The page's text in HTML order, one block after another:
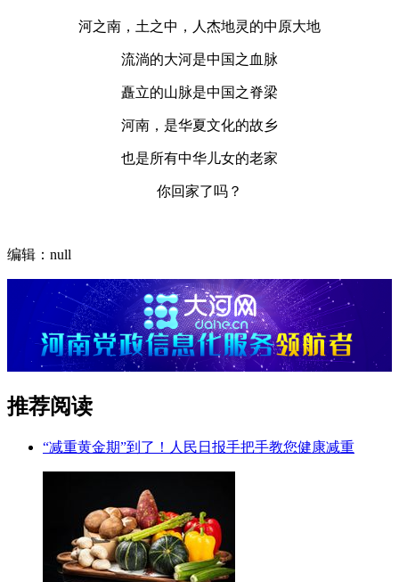
河之南，土之中，人杰地灵的中原大地
流淌的大河是中国之血脉
矗立的山脉是中国之脊梁
河南，是华夏文化的故乡
也是所有中华儿女的老家
你回家了吗？
编辑：null
推荐阅读
“减重黄金期”到了！人民日报手把手教您健康减重